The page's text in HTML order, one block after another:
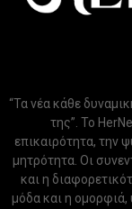
“Τα νέα κάθε
της”. Το
επικαιρότητα, την
μητρότητα. Οι
και η
μόδα και η ομορφιά,